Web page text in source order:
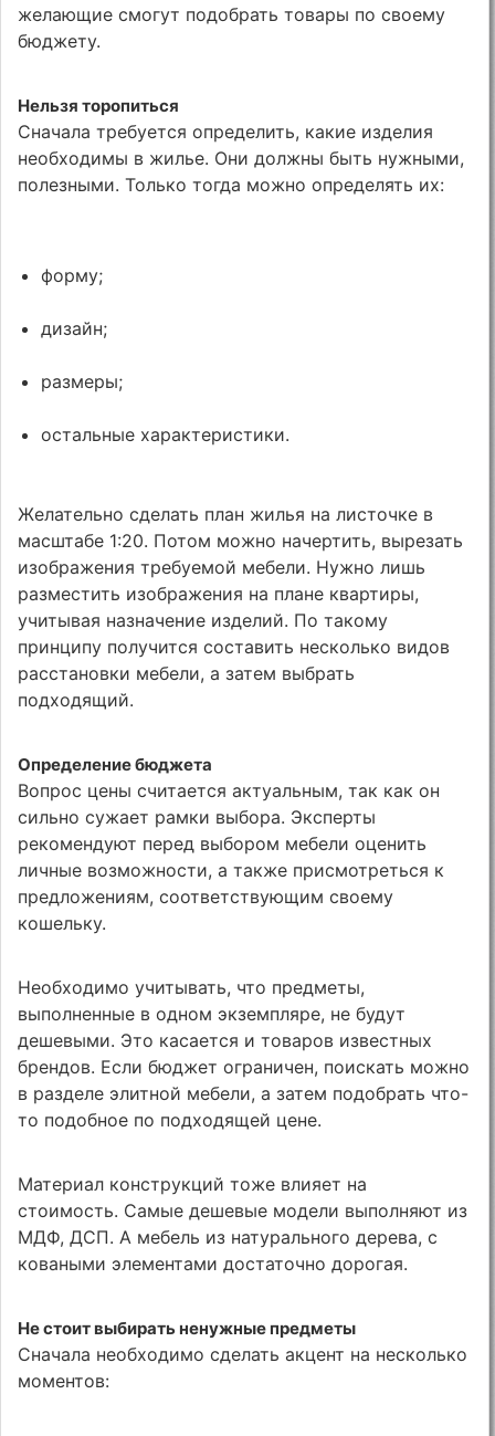
желающие смогут подобрать товары по своему
бюджету.
Нельзя торопиться
Сначала требуется определить, какие изделия
необходимы в жилье. Они должны быть нужными,
полезными. Только тогда можно определять их:
форму;
дизайн;
размеры;
остальные характеристики.
Желательно сделать план жилья на листочке в
масштабе 1:20. Потом можно начертить, вырезать
изображения требуемой мебели. Нужно лишь
разместить изображения на плане квартиры,
учитывая назначение изделий. По такому
принципу получится составить несколько видов
расстановки мебели, а затем выбрать
подходящий.
Определение бюджета
Вопрос цены считается актуальным, так как он
сильно сужает рамки выбора. Эксперты
рекомендуют перед выбором мебели оценить
личные возможности, а также присмотреться к
предложениям, соответствующим своему
кошельку.
Необходимо учитывать, что предметы,
выполненные в одном экземпляре, не будут
дешевыми. Это касается и товаров известных
брендов. Если бюджет ограничен, поискать можно
в разделе элитной мебели, а затем подобрать что-
то подобное по подходящей цене.
Материал конструкций тоже влияет на
стоимость. Самые дешевые модели выполняют из
МДФ, ДСП. А мебель из натурального дерева, с
коваными элементами достаточно дорогая.
Не стоит выбирать ненужные предметы
Сначала необходимо сделать акцент на несколько
моментов: